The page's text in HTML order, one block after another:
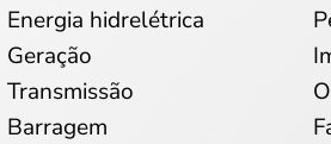
Energia hidrelétrica
Geração
Transmissão
Barragem